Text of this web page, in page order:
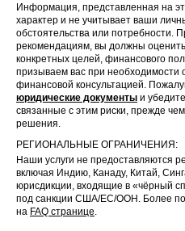
Информация, представленная на
характер и не учитывает ваши
обстоятельства или потребности.
рекомендациям, вы должны
конкретных целей, финансового
призываем вас при необходимости
финансовой консультацией.
юридические документы и
связанные с этим риски, прежде
решения.
РЕГИОНАЛЬНЫЕ ОГРАНИЧЕНИЯ:
Наши услуги не предоставляются
включая Индию, Канаду, Китай,
юрисдикции, входящие в «чёрный
под санкции США/ЕС/ООН. Более
на FAQ странице.